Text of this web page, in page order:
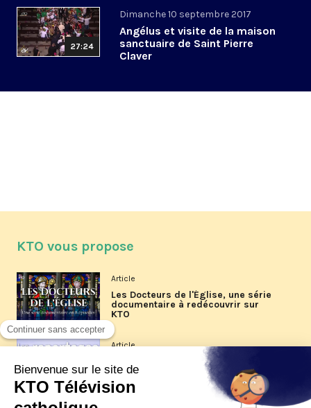
27:24
Dimanche 10 septembre 2017
Angélus et visite de la maison
sanctuaire de Saint Pierre
Claver
KTO vous propose
Article
Les Docteurs de l'Église, une série
documentaire à redécouvrir sur
KTO
Article
Les reportages d'été 2026 de KTO